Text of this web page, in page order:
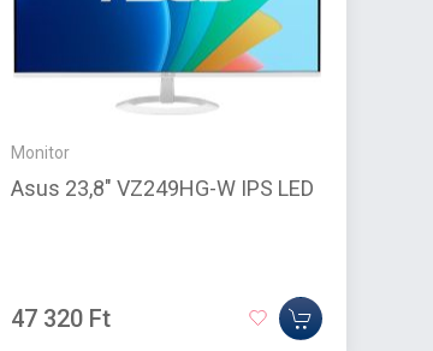
Monitor
Asus 23,8" VZ249HG-W IPS LED
47 320 Ft